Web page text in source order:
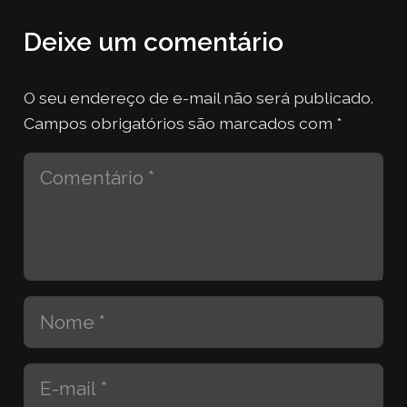
Deixe um comentário
O seu endereço de e-mail não será publicado.
Campos obrigatórios são marcados com *